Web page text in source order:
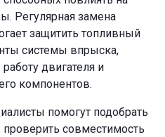
Регулярная замена
защитить топливный
системы впрыска,
двигателя и
компонентов.
помогут подобрать
проверить совместимость